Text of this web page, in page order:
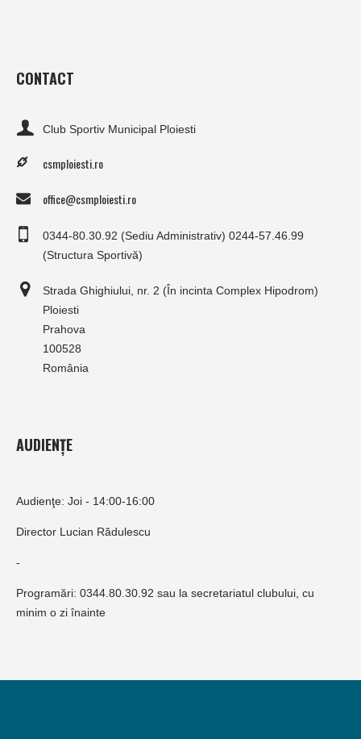
CONTACT
Club Sportiv Municipal Ploiesti
csmploiesti.ro
office@csmploiesti.ro
0344-80.30.92 (Sediu Administrativ) 0244-57.46.99
(Structura Sportivă)
Strada Ghighiului, nr. 2 (În incinta Complex Hipodrom)
Ploiesti
Prahova
100528
România
AUDIENȚE
Audienţe: Joi - 14:00-16:00
Director Lucian Rădulescu
-
Programări: 0344.80.30.92 sau la secretariatul clubului, cu
minim o zi înainte